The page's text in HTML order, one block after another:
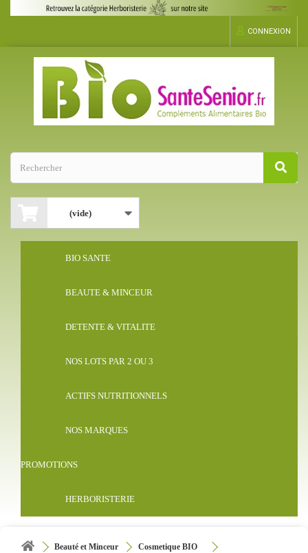
CONNEXION
(vide)
BIO SANTE
BEAUTE & MINCEUR
DETENTE & VITALITE
NOS LOTS PAR 2 OU 3
ACTIFS NUTRITIONNELS
NOS MARQUES
PROMOTIONS
HERBORISTERIE
Beauté et Minceur
Cosmetique BIO